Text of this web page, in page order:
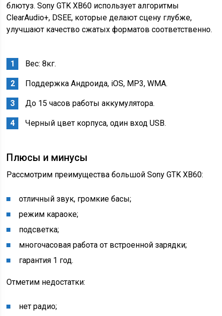
блютуз. Sony GTK XB60 использует алгоритмы
ClearAudio+, DSEE, которые делают сцену глубже,
улучшают качество сжатых форматов соответственно.
Вес: 8кг.
Поддержка Андроида, iOS, MP3, WMA.
До 15 часов работы аккумулятора.
Черный цвет корпуса, один вход USB.
Плюсы и минусы
Рассмотрим преимущества большой Sony GTK XB60:
отличный звук, громкие басы;
режим караоке;
подсветка;
многочасовая работа от встроенной зарядки;
гарантия 1 год.
Отметим недостатки:
нет радио;